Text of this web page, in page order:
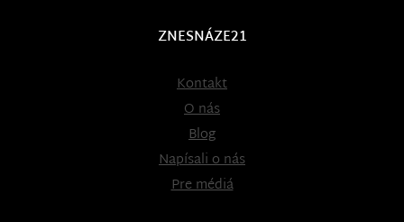
ZNESNÁZE21
Kontakt
O nás
Blog
Napísali o nás
Pre médiá